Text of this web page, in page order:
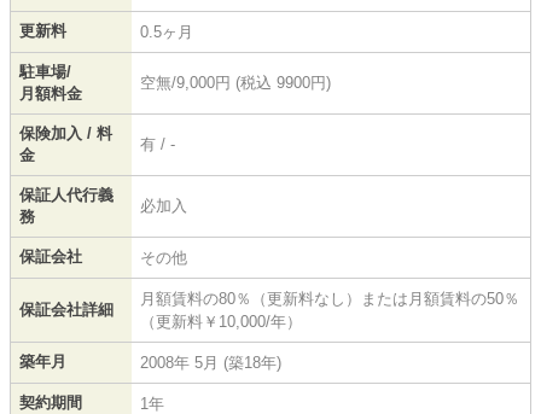
更新料 0.5ヶ月
駐車場/
月額料金
空無/9,000円 (税込 9900円)
保険加入 / 料
金
有 / -
保証人代行義
務
必加入
保証会社 その他
保証会社詳細
月額賃料の80％（更新料なし）または月額賃料の50％
（更新料￥10,000/年）
築年月 2008年 5月 (築18年)
契約期間 1年